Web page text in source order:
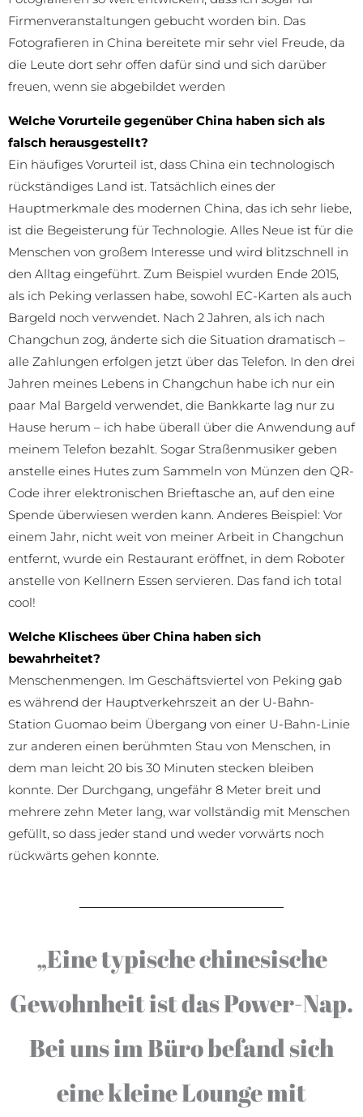
Fotografieren so weit entwickeln, dass ich sogar für
Firmenveranstaltungen gebucht worden bin. Das
Fotografieren in China bereitete mir sehr viel Freude, da
die Leute dort sehr offen dafür sind und sich darüber
freuen, wenn sie abgebildet werden
Welche Vorurteile gegenüber China haben sich als
falsch herausgestellt?
Ein häufiges Vorurteil ist, dass China ein technologisch
rückständiges Land ist. Tatsächlich eines der
Hauptmerkmale des modernen China, das ich sehr liebe,
ist die Begeisterung für Technologie. Alles Neue ist für die
Menschen von großem Interesse und wird blitzschnell in
den Alltag eingeführt. Zum Beispiel wurden Ende 2015,
als ich Peking verlassen habe, sowohl EC-Karten als auch
Bargeld noch verwendet. Nach 2 Jahren, als ich nach
Changchun zog, änderte sich die Situation dramatisch –
alle Zahlungen erfolgen jetzt über das Telefon. In den drei
Jahren meines Lebens in Changchun habe ich nur ein
paar Mal Bargeld verwendet, die Bankkarte lag nur zu
Hause herum – ich habe überall über die Anwendung auf
meinem Telefon bezahlt. Sogar Straßenmusiker geben
anstelle eines Hutes zum Sammeln von Münzen den QR-
Code ihrer elektronischen Brieftasche an, auf den eine
Spende überwiesen werden kann. Anderes Beispiel: Vor
einem Jahr, nicht weit von meiner Arbeit in Changchun
entfernt, wurde ein Restaurant eröffnet, in dem Roboter
anstelle von Kellnern Essen servieren. Das fand ich total
cool!
Welche Klischees über China haben sich
bewahrheitet?
Menschenmengen. Im Geschäftsviertel von Peking gab
es während der Hauptverkehrszeit an der U-Bahn-
Station Guomao beim Übergang von einer U-Bahn-Linie
zur anderen einen berühmten Stau von Menschen, in
dem man leicht 20 bis 30 Minuten stecken bleiben
konnte. Der Durchgang, ungefähr 8 Meter breit und
mehrere zehn Meter lang, war vollständig mit Menschen
gefüllt, so dass jeder stand und weder vorwärts noch
rückwärts gehen konnte.
„Eine typische chinesische
Gewohnheit ist das Power-Nap.
Bei uns im Büro befand sich
eine kleine Lounge mit